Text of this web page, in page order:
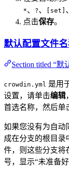
*、 ?、 [set] 、
点击保存。
默认配置文件
Section titled “
crowdin.yml 是用
设置，请单击编辑
首选名称，然后单
如果您没有为自动
成在分支的根目录
件，则这些分支将
号，显示“未准备